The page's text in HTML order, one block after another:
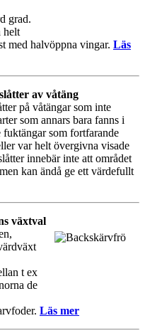
grad.
helt
med halvöppna vingar. Läs
av våtäng
på våtängar som inte
som annars bara fanns i
fuktängar som fortfarande
var helt övergivna visade
innebär inte att området
kan ändå ge ett värdefullt
växtval
t ex
de
Läs mer